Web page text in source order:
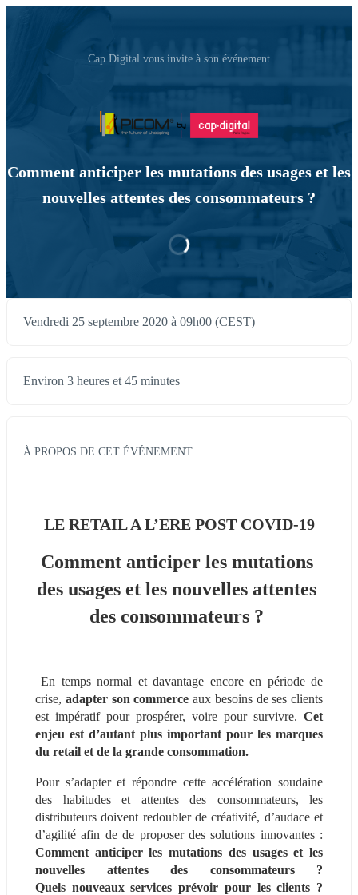
Cap Digital vous invite à son événement
Comment anticiper les mutations des usages et les
nouvelles attentes des consommateurs ?
Vendredi 25 septembre 2020 à 09h00 (CEST)
Environ 3 heures et 45 minutes
À PROPOS DE CET ÉVÉNEMENT
LE RETAIL A L’ERE POST COVID-19
Comment anticiper les mutations
des usages et les nouvelles attentes
des consommateurs ?
En temps normal et davantage encore en période de
crise, adapter son commerce aux besoins de ses clients
est impératif pour prospérer, voire pour survivre. Cet
enjeu est d’autant plus important pour les marques
du retail et de la grande consommation.
Pour s’adapter et répondre cette accélération soudaine
des habitudes et attentes des consommateurs, les
distributeurs doivent redoubler de créativité, d’audace et
Comment anticiper les mutations des usages et les
nouvelles attentes des consommateurs ?
Quels nouveaux services prévoir pour les clients ?